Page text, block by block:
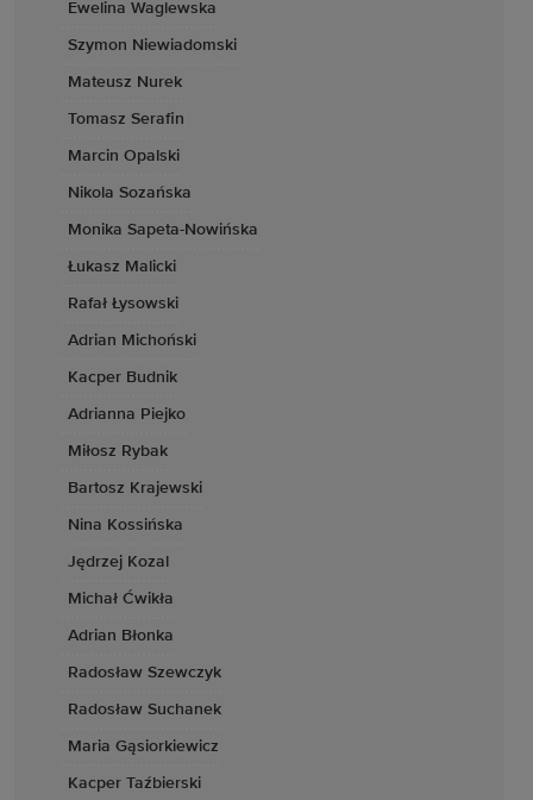
Ewelina Waglewska
Szymon Niewiadomski
Mateusz Nurek
Tomasz Serafin
Marcin Opalski
Nikola Sozańska
Monika Sapeta-Nowińska
Łukasz Malicki
Rafał Łysowski
Adrian Michoński
Kacper Budnik
Adrianna Piejko
Miłosz Rybak
Bartosz Krajewski
Nina Kossińska
Jędrzej Kozal
Michał Ćwikła
Adrian Błonka
Radosław Szewczyk
Radosław Suchanek
Maria Gąsiorkiewicz
Kacper Taźbierski